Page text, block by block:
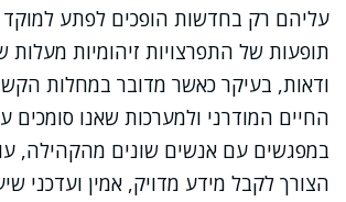
עליהם רק בחדשות הופכים לפתע למוקד
תופעות של התפרצויות זיהומיות מעלות
ודאות, בעיקר כאשר מדובר במחלות
החיים המודרני ולמערכות שאנו סומכים
במפגשים עם אנשים שונים מהקהילה,
הצורך לקבל מידע מדויק, אמין ועדכני